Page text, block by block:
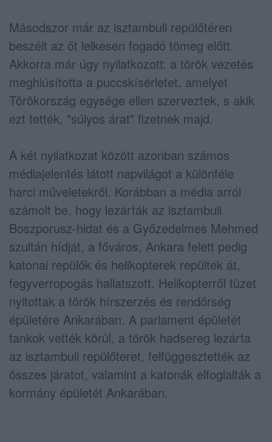
Másodszor már az isztambuli repülőtéren
beszélt az őt lelkesen fogadó tömeg előtt.
Akkorra már úgy nyilatkozott: a török vezetés
meghiúsította a puccskísérletet, amelyet
Törökország egysége ellen szerveztek, s akik
ezt tették, "súlyos árat" fizetnek majd.
A két nyilatkozat között azonban számos
médiajelentés látott napvilágot a különféle
harci műveletekről. Korábban a média arról
számolt be, hogy lezárták az isztambuli
Boszporusz-hidat és a Győzedelmes Mehmed
szultán hídját, a főváros, Ankara felett pedig
katonai repülők és helikopterek repültek át,
fegyverropogás hallatszott. Helikopterről tüzet
nyitottak a török hírszerzés és rendőrség
épületére Ankarában. A parlament épületét
tankok vették körül, a török hadsereg lezárta
az isztambuli repülőteret, felfüggesztették az
összes járatot, valamint a katonák elfoglalták a
kormány épületét Ankarában.